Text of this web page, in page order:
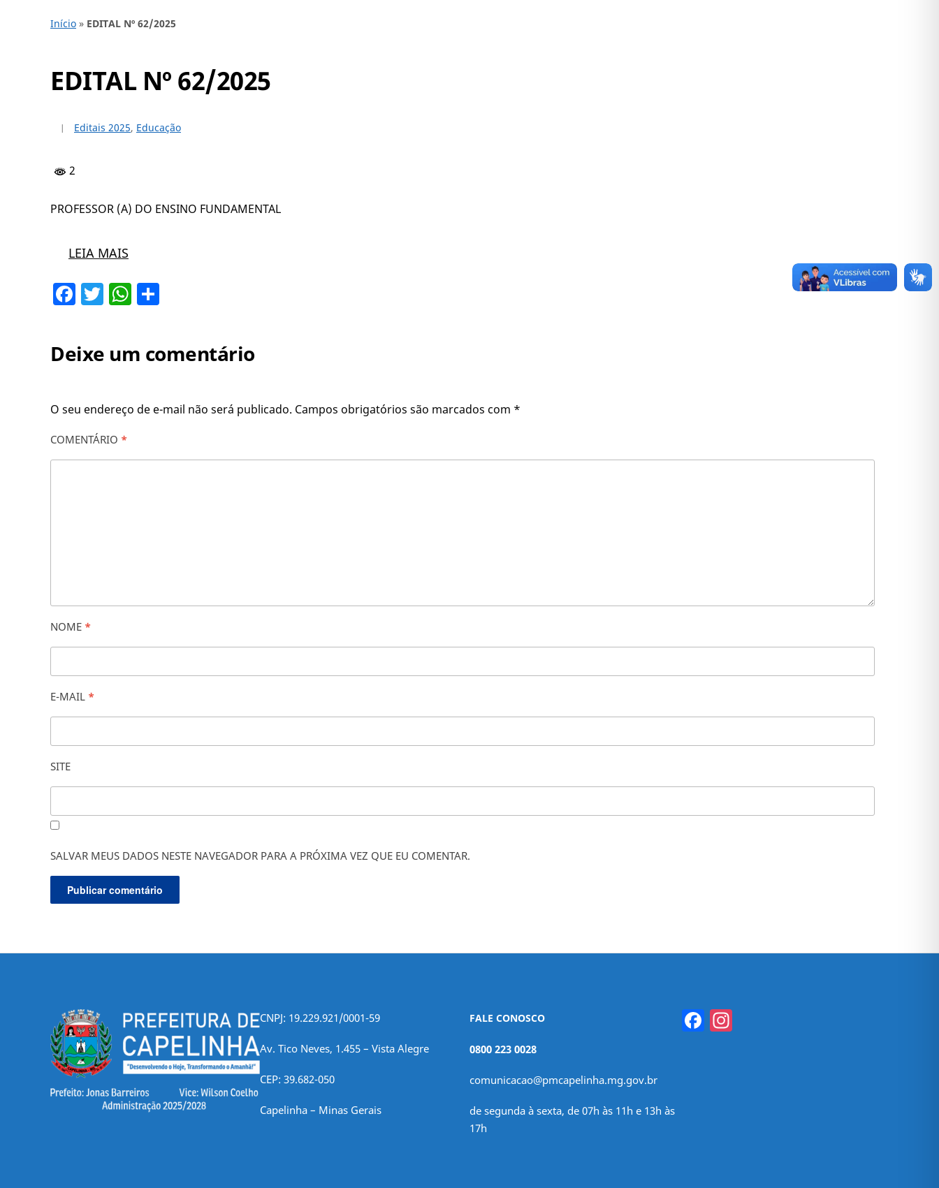
Início » EDITAL Nº 62/2025
EDITAL Nº 62/2025
Editais 2025, Educação
2
PROFESSOR (A) DO ENSINO FUNDAMENTAL
LEIA MAIS
Facebook
TwitterWhatsApp
Deixe um comentário
O seu endereço de e-mail não será publicado. Campos obrigatórios são marcados com *
COMENTÁRIO *
NOME *
E-MAIL *
SITE
SALVAR MEUS DADOS NESTE NAVEGADOR PARA A PRÓXIMA VEZ QUE EU COMENTAR.
CNPJ: 19.229.921/0001-59
Av. Tico Neves, 1.455 – Vista Alegre
CEP: 39.682-050
Capelinha – Minas Gerais
FALE CONOSCO
0800 223 0028
comunicacao@pmcapelinha.mg.gov.br
de segunda à sexta, de 07h às 11h e 13h às
17h
Facebook